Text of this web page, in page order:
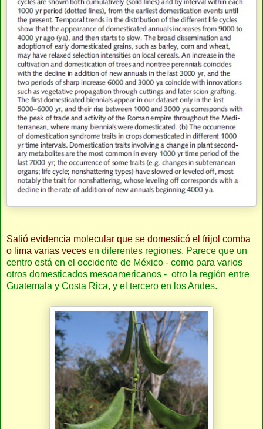
Salió evidencia molecular que se domesticó el frijol comba
o lima varias veces en diferentes regiones. Parece que un
centro está en el occidente de México - como para varios
otros domesticados mesoamericanos - otro la región entre
Guatemala y Costa Rica, y el tercero en los Andes.